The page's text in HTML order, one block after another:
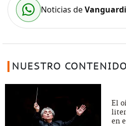
Noticias de
NUESTRO
El
en